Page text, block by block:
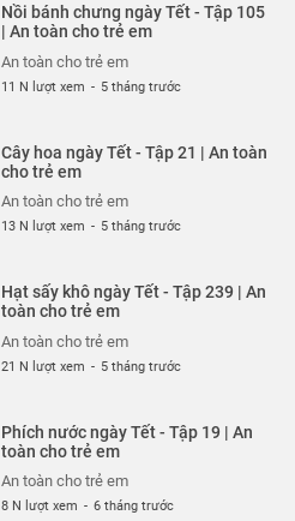
An toàn cho trẻ em
26 N lượt xem
An toàn cho trẻ em
26 N lượt xem
An toàn cho trẻ em
26 N lượt xem
An toàn cho trẻ em
26 N lượt xem
Nồi bánh chưng ngày Tết - Tập 105
| An toàn cho trẻ em
An toàn cho trẻ em
11 N lượt xem - 5 tháng trước
Cây hoa ngày Tết - Tập 21 | An toàn
cho trẻ em
An toàn cho trẻ em
13 N lượt xem - 5 tháng trước
Hạt sấy khô ngày Tết - Tập 239 | An
toàn cho trẻ em
An toàn cho trẻ em
21 N lượt xem - 5 tháng trước
Phích nước ngày Tết - Tập 19 | An
toàn cho trẻ em
An toàn cho trẻ em
8 N lượt xem - 6 tháng trước